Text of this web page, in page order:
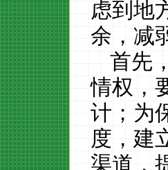
虑到地
余，减
首先
情权，
计；为
度，建
渠道，